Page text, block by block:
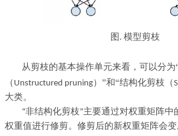
图 . 模型剪枝
从剪枝的基本操作单元来看，可以分为
（ Unstructured pruning）”和“结构化剪枝（
大类。
“非结构化剪枝”主要通过对权重矩阵中
权重值进行修剪。修剪后的新权重矩阵会